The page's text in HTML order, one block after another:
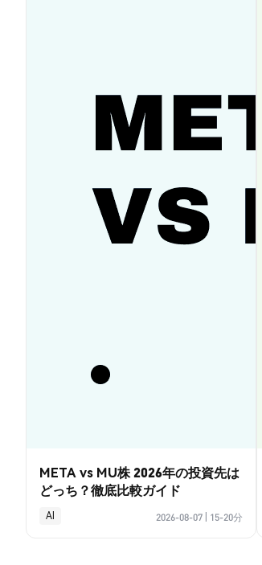
META vs MU株 2026年の投資先は
どっち？徹底比較ガイド
AI 2026-08-07 15-20分